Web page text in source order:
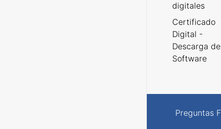
digitales
Certificado
Digital -
Descarga de
Software
Preguntas